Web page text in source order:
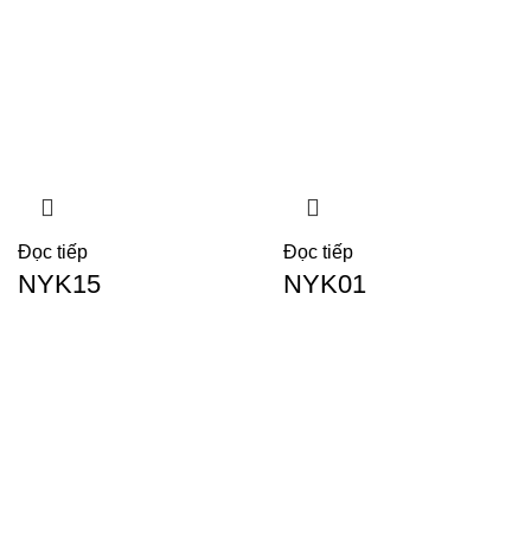
Đọc tiếp
NYK15
Đọc tiếp
NYK01